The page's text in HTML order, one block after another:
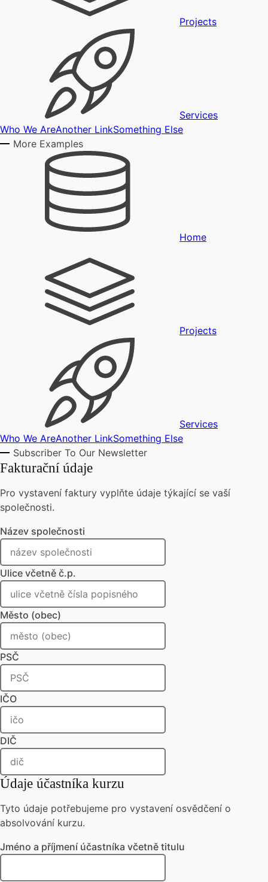
Projects
Services
Who We AreAnother LinkSomething Else
More Examples
Home
Projects
Services
Who We AreAnother LinkSomething Else
Subscriber To Our Newsletter
Fakturační údaje
Pro vystavení faktury vyplňte údaje týkající se vaší
společnosti.
Název společnosti
Ulice včetně č.p.
Město (obec)
PSČ
IČO
DIČ
Údaje účastníka kurzu
Tyto údaje potřebujeme pro vystavení osvědčení o
absolvování kurzu.
Jméno a příjmení účastníka včetně titulu